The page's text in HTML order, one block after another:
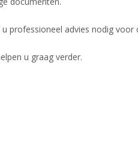
u professioneel advies nodig voor
u graag verder.